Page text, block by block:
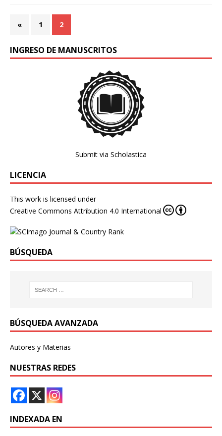
« 1 2
INGRESO DE MANUSCRITOS
Submit via Scholastica
LICENCIA
This work is licensed under
Creative Commons Attribution 4.0 International
BÚSQUEDA
BÚSQUEDA AVANZADA
Autores y Materias
NUESTRAS REDES
INDEXADA EN